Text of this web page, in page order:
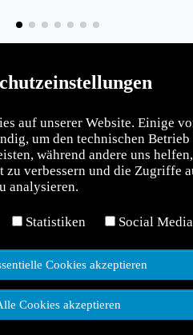
auf unserer Website. Einige
um den technischen Betrieb
während andere uns helfen,
zu verbessern und die Zugriffe
analysieren.
Statistiken Social Media
Cookies akzeptieren
Cookies akzeptieren
BAUVERBÄNDE
Geschäftsstelle
Westfalendamm 229
D-44141 Dortmund
Telefon: +49 (0) 231 /
Telefax: +49 (0) 231 /
E-Mail: